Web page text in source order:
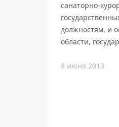
санаторно-
должностям, и
области,
8 июня 2013